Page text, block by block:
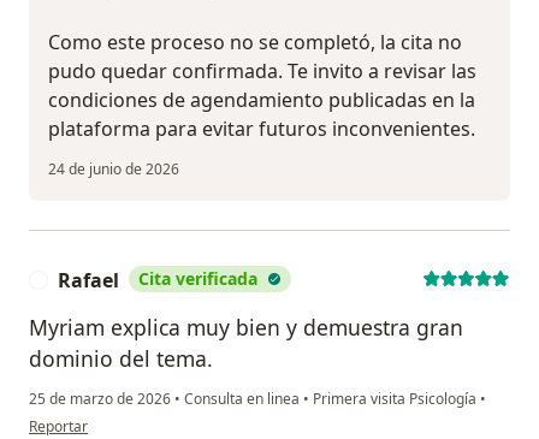
Como este proceso no se completó, la cita no
pudo quedar confirmada. Te invito a revisar las
condiciones de agendamiento publicadas en la
plataforma para evitar futuros inconvenientes.
24 de junio de 2026
Rafael Cita verificada
Myriam explica muy bien y demuestra gran
dominio del tema.
25 de marzo de 2026 • Consulta en linea • Primera visita Psicología •
en opinión del usuario Rafael
Reportar